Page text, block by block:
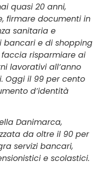
quasi 20 anni,
firmare documenti in
sanitaria e
bancari e di shopping
faccia risparmiare ai
lavorativi all’anno
Oggi il 99 per cento
d’identità
Danimarca,
da oltre il 90 per
servizi bancari,
e scolastici.